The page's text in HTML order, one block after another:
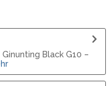
Black G10 –